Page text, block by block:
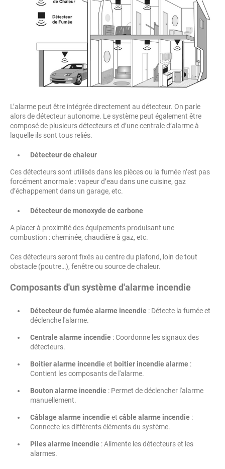
L’alarme peut être intégrée directement au détecteur. On parle
alors de détecteur autonome. Le système peut également être
composé de plusieurs détecteurs et d’une centrale d’alarme à
laquelle ils sont tous reliés.
Détecteur de chaleur
Ces détecteurs sont utilisés dans les pièces ou la fumée n’est pas
forcément anormale : vapeur d’eau dans une cuisine, gaz
d’échappement dans un garage, etc.
Détecteur de monoxyde de carbone
A placer à proximité des équipements produisant une
combustion : cheminée, chaudière à gaz, etc.
Ces détecteurs seront fixés au centre du plafond, loin de tout
obstacle (poutre…), fenêtre ou source de chaleur.
Composants d'un système d'alarme incendie
Détecteur de fumée alarme incendie : Détecte la fumée et
déclenche l'alarme.
Centrale alarme incendie : Coordonne les signaux des
détecteurs.
Boitier alarme incendieet boitier incendie alarme :
Contient les composants de l'alarme.
Bouton alarme incendie : Permet de déclencher l'alarme
manuellement.
Câblage alarme incendieet câble alarme incendie :
Connecte les différents éléments du système.
Piles alarme incendie : Alimente les détecteurs et les
alarmes.